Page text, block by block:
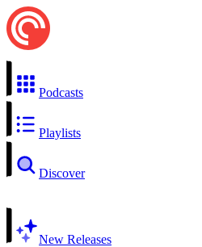
Podcasts
Playlists
Discover
New Releases